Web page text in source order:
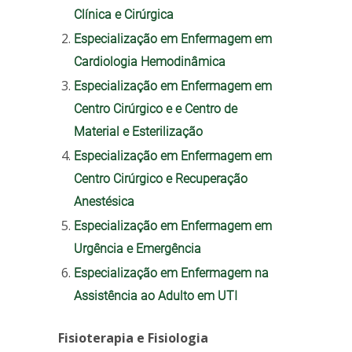
Clínica e Cirúrgica
Especialização em Enfermagem em
Cardiologia Hemodinâmica
Especialização em Enfermagem em
Centro Cirúrgico e e Centro de
Material e Esterilização
Especialização em Enfermagem em
Centro Cirúrgico e Recuperação
Anestésica
Especialização em Enfermagem em
Urgência e Emergência
Especialização em Enfermagem na
Assistência ao Adulto em UTI
Fisioterapia e Fisiologia